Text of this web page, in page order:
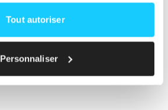
Tout autoriser
Personnaliser